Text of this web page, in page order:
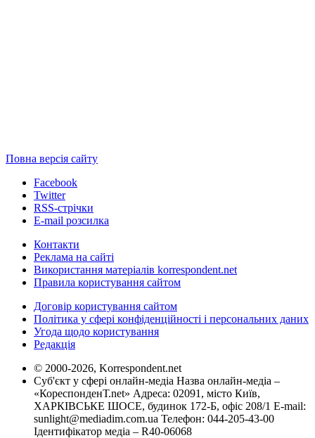
Повна версія сайту
Facebook
Twitter
RSS-стрічки
E-mail розсилка
Контакти
Реклама на сайті
Використання матеріалів korrespondent.net
Правила користування сайтом
Договір користування сайтом
Політика у сфері конфіденційності і персональних даних
Угода щодо користування
Редакція
© 2000-2026, Korrespondent.net
Суб'єкт у сфері онлайн-медіа Назва онлайн-медіа –
«КореспонденТ.net» Адреса: 02091, місто Київ,
ХАРКІВСЬКЕ ШОСЕ, будинок 172-Б, офіс 208/1 E-mail:
sunlight@mediadim.com.ua Телефон: 044-205-43-00
Ідентифікатор медіа – R40-06068